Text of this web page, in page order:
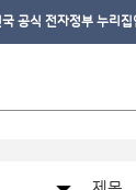
공식 전자정부 누리집